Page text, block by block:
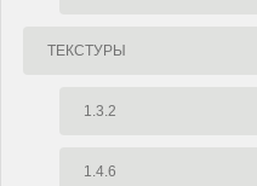
ТЕКСТУРЫ
1.3.2
1.4.6